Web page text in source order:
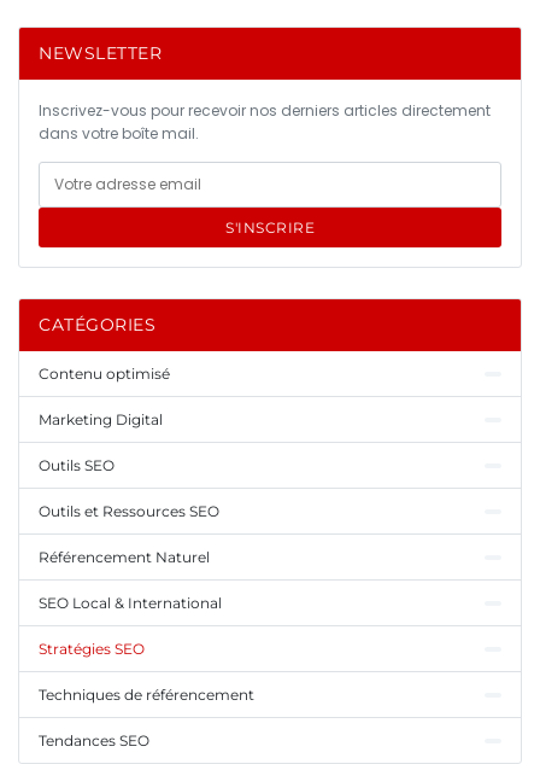
NEWSLETTER
Inscrivez-vous pour recevoir nos derniers articles directement
dans votre boîte mail.
S'INSCRIRE
CATÉGORIES
Contenu optimisé
Marketing Digital
Outils SEO
Outils et Ressources SEO
Référencement Naturel
SEO Local & International
Stratégies SEO
Techniques de référencement
Tendances SEO